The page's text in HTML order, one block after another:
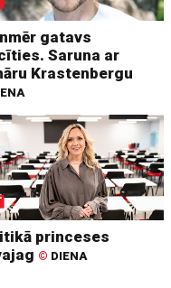
gatavs
Saruna ar
Krastenbergu
princeses
© DIENA